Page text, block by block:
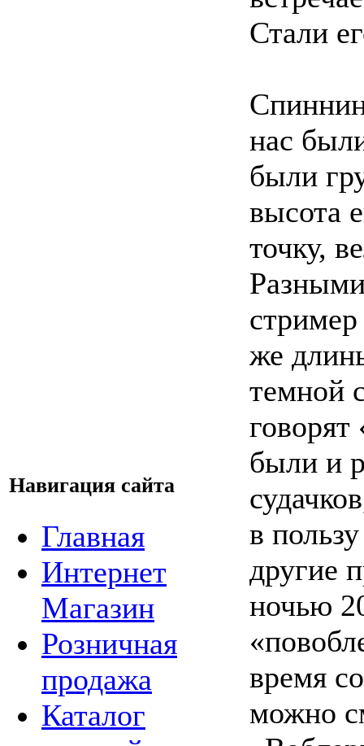
Навигация сайта
Главная
Интернет
Магазин
Розничная
продажа
Каталог
Стали
нас
были
высота
точку,
же
темной
были и
в
другие
ночью
время
можно